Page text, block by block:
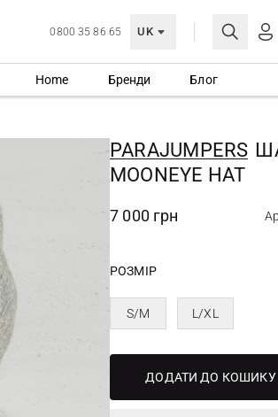
0800 35 86 65 UK
МОЯ
Ще не
СТВОРИТИ
Home Бренди Блог
PARAJUMPERS
MOONEYE HAT
7 000 грн
РОЗМІР
S/M L/XL
ДОДАТИ ДО КОШИКУ